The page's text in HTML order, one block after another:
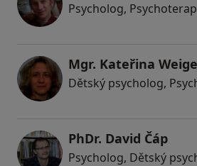
Psycholog,
Mgr. Kateřina
PhDr. David Čáp